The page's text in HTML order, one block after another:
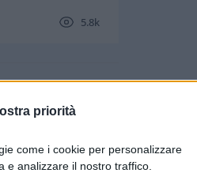
priorità
come i cookie per personalizzare
e analizzare il nostro traffico.
5.8k